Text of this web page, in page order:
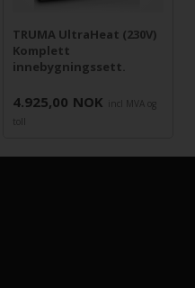
TRUMA UltraHeat (230V)
Komplett
innebygningssett.
4.925,00 NOK
incl MVA og
toll